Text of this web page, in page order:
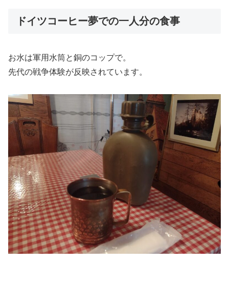
ドイツコーヒー夢での一人分の食事
お水は軍用水筒と銅のコップで。
先代の戦争体験が反映されています。